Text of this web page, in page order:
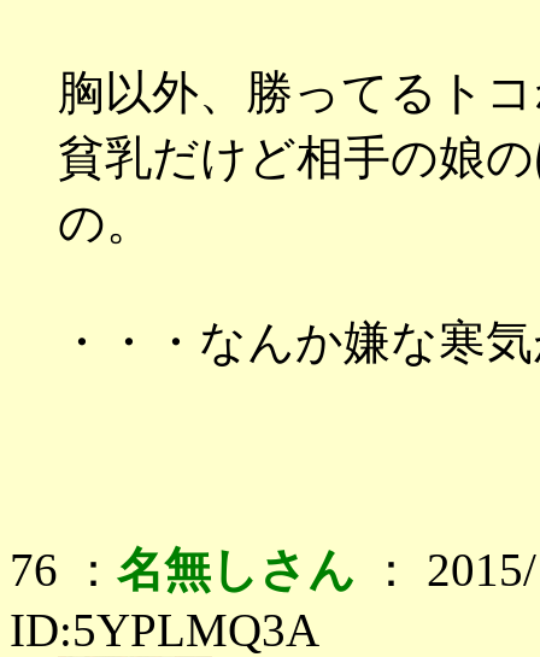
胸以外、勝ってるト
貧乳だけど相手の娘
の。
・・・なんか嫌な寒
76 ： 名無しさん ：
ID:5YPLMQ3A